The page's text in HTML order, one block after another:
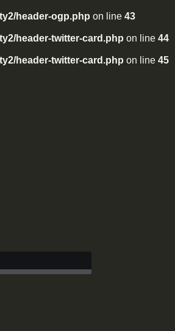
header-ogp.php on line 43
header-twitter-card.php on line 44
header-twitter-card.php on line 45